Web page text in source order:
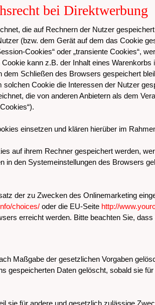
bei Direktwerbung
die auf Rechnern der Nutzer
(bzw. dem Gerät auf dem das Cookie
Cookies“ oder „transiente Cookies“,
kann z.B. der Inhalt eines
Schließen des Browsers gespeichert
solchen Cookie die Interessen der Nutzer
die von anderen Anbietern als dem
einsetzen und klären hierüber im
auf ihrem Rechner gespeichert werden,
in den Systemeinstellungen des Browsers
der zu Zwecken des Onlinemarketing
choices/ oder die EU-Seite http://
erreicht werden. Bitte beachten Sie,
Maßgabe der gesetzlichen Vorgaben
gespeicherten Daten gelöscht, sobald sie